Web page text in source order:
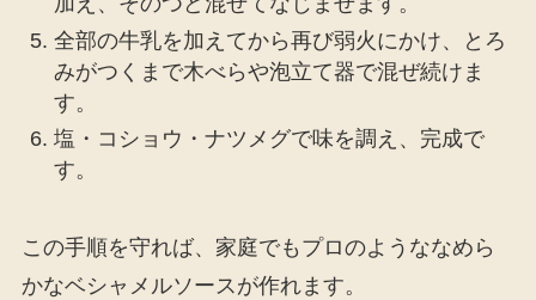
全部の牛乳を加えてから再び弱火にかけ、とろ
みがつくまで木べらや泡立て器で混ぜ続けま
す。
塩・コショウ・ナツメグで味を調え、完成で
す。
この手順を守れば、家庭でもプロのようななめら
かなベシャメルソースが作れます。